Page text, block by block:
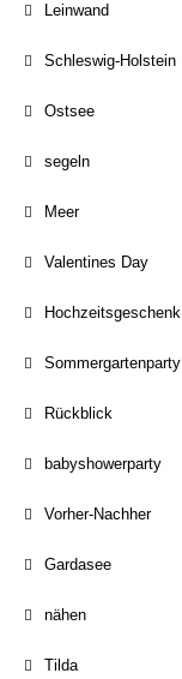
Leinwand
Schleswig-Holstein
Ostsee
segeln
Meer
Valentines Day
Hochzeitsgeschenk
Sommergartenparty
Rückblick
babyshowerparty
Vorher-Nachher
Gardasee
nähen
Tilda